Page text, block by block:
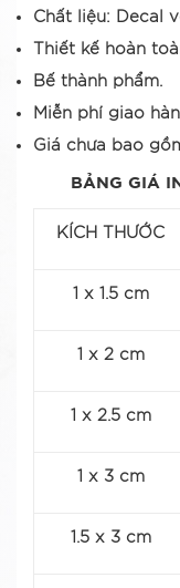
Chất liệu: Decal
Thiết kế hoàn
Bế thành phẩm.
Miễn phí giao
Giá chưa bao
BẢNG GIÁ
KÍCH THƯỚC
1 x 1.5 cm
1 x 2 cm
1 x 2.5 cm
1 x 3 cm
1.5 x 3 cm